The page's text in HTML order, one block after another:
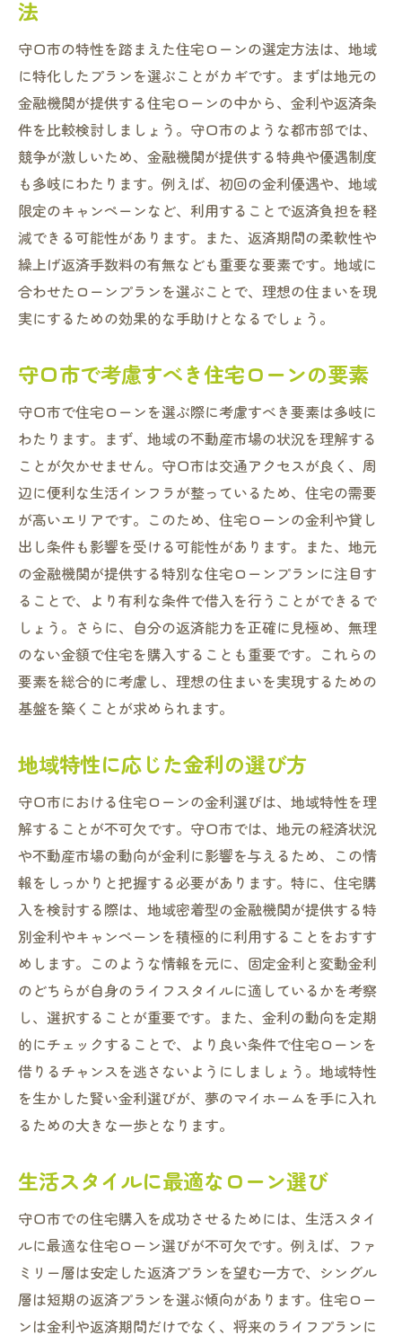
法
守口市の特性を踏まえた住宅ローンの選定方法は、地域
に特化したプランを選ぶことがカギです。まずは地元の
金融機関が提供する住宅ローンの中から、金利や返済条
件を比較検討しましょう。守口市のような都市部では、
競争が激しいため、金融機関が提供する特典や優遇制度
も多岐にわたります。例えば、初回の金利優遇や、地域
限定のキャンペーンなど、利用することで返済負担を軽
減できる可能性があります。また、返済期間の柔軟性や
繰上げ返済手数料の有無なども重要な要素です。地域に
合わせたローンプランを選ぶことで、理想の住まいを現
実にするための効果的な手助けとなるでしょう。
守口市で考慮すべき住宅ローンの要素
守口市で住宅ローンを選ぶ際に考慮すべき要素は多岐に
わたります。まず、地域の不動産市場の状況を理解する
ことが欠かせません。守口市は交通アクセスが良く、周
辺に便利な生活インフラが整っているため、住宅の需要
が高いエリアです。このため、住宅ローンの金利や貸し
出し条件も影響を受ける可能性があります。また、地元
の金融機関が提供する特別な住宅ローンプランに注目す
ることで、より有利な条件で借入を行うことができるで
しょう。さらに、自分の返済能力を正確に見極め、無理
のない金額で住宅を購入することも重要です。これらの
要素を総合的に考慮し、理想の住まいを実現するための
基盤を築くことが求められます。
地域特性に応じた金利の選び方
守口市における住宅ローンの金利選びは、地域特性を理
解することが不可欠です。守口市では、地元の経済状況
や不動産市場の動向が金利に影響を与えるため、この情
報をしっかりと把握する必要があります。特に、住宅購
入を検討する際は、地域密着型の金融機関が提供する特
別金利やキャンペーンを積極的に利用することをおすす
めします。このような情報を元に、固定金利と変動金利
のどちらが自身のライフスタイルに適しているかを考察
し、選択することが重要です。また、金利の動向を定期
的にチェックすることで、より良い条件で住宅ローンを
借りるチャンスを逃さないようにしましょう。地域特性
を生かした賢い金利選びが、夢のマイホームを手に入れ
るための大きな一歩となります。
生活スタイルに最適なローン選び
守口市での住宅購入を成功させるためには、生活スタイ
ルに最適な住宅ローン選びが不可欠です。例えば、ファ
ミリー層は安定した返済プランを望む一方で、シングル
層は短期の返済プランを選ぶ傾向があります。住宅ロー
ンは金利や返済期間だけでなく、将来のライフプランに